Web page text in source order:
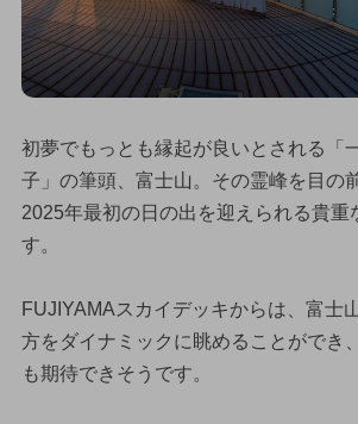
初夢でもっとも縁起が良いとされる「
子」の筆頭、富士山。その霊峰を目の
2025年最初の日の出を迎えられる貴重
す。
FUJIYAMAスカイデッキからは、富士
方をダイナミックに眺めることができ
も期待できそうです。